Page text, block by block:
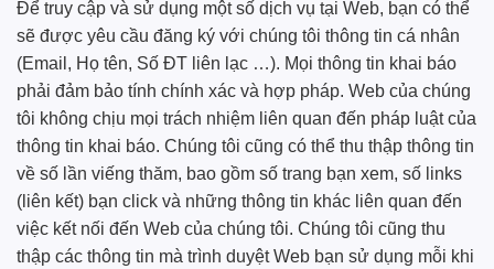
Để truy cập và sử dụng một số dịch vụ tại Web, bạn có thể
sẽ được yêu cầu đăng ký với chúng tôi thông tin cá nhân
(Email, Họ tên, Số ĐT liên lạc …). Mọi thông tin khai báo
phải đảm bảo tính chính xác và hợp pháp. Web của chúng
tôi không chịu mọi trách nhiệm liên quan đến pháp luật của
thông tin khai báo. Chúng tôi cũng có thể thu thập thông tin
về số lần viếng thăm, bao gồm số trang bạn xem, số links
(liên kết) bạn click và những thông tin khác liên quan đến
việc kết nối đến Web của chúng tôi. Chúng tôi cũng thu
thập các thông tin mà trình duyệt Web bạn sử dụng mỗi khi